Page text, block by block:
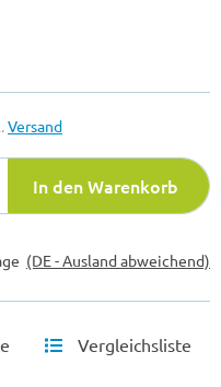
Versand
In den Warenkorb
(DE - Ausland abweichend)
Vergleichsliste